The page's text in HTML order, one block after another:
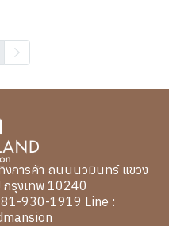
การค้า ถนนนวมินทร์ แขวง
กรุงเทพ 10240
930-1919 Line :